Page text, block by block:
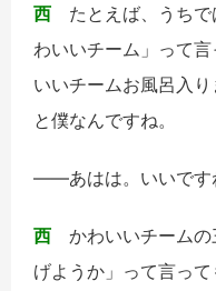
西 たとえば、うちで
わいいチーム」って
いいチームお風呂入
と僕なんですね。
――あはは。いいです
西 かわいいチームの
げようか」って言っ